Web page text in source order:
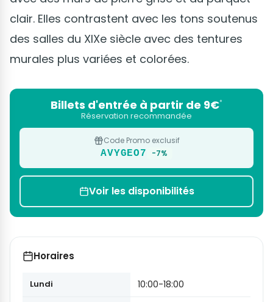
clair. Elles contrastent avec les tons soutenus
des salles du XIXe siècle avec des tentures
murales plus variées et colorées.
Billets d'entrée à partir de 9€*
Réservation recommandée
Code Promo exclusif
AVYGEO7 -7%
Voir les disponibilités
Horaires
Lundi 10:00-18:00